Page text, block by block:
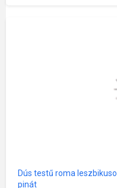
Dús testű roma
pinát